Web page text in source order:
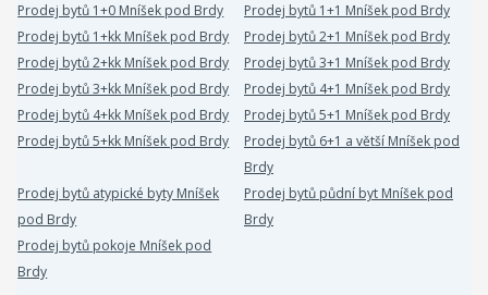
Prodej bytů 1+0 Mníšek pod Brdy
Prodej bytů 1+1 Mníšek pod Brdy
Prodej bytů 1+kk Mníšek pod Brdy
Prodej bytů 2+1 Mníšek pod Brdy
Prodej bytů 2+kk Mníšek pod Brdy
Prodej bytů 3+1 Mníšek pod Brdy
Prodej bytů 3+kk Mníšek pod Brdy
Prodej bytů 4+1 Mníšek pod Brdy
Prodej bytů 4+kk Mníšek pod Brdy
Prodej bytů 5+1 Mníšek pod Brdy
Prodej bytů 5+kk Mníšek pod Brdy
Prodej bytů 6+1 a větší Mníšek pod
Brdy
Prodej bytů atypické byty Mníšek
pod Brdy
Prodej bytů půdní byt Mníšek pod
Brdy
Prodej bytů pokoje Mníšek pod
Brdy